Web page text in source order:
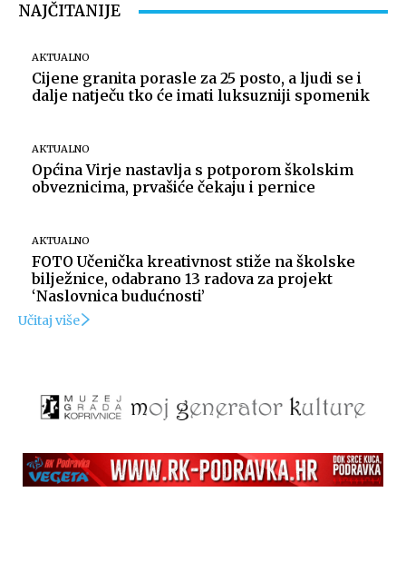
NAJČITANIJE
AKTUALNO
Cijene granita porasle za 25 posto, a ljudi se i
dalje natječu tko će imati luksuzniji spomenik
AKTUALNO
Općina Virje nastavlja s potporom školskim
obveznicima, prvašiće čekaju i pernice
AKTUALNO
FOTO Učenička kreativnost stiže na školske
bilježnice, odabrano 13 radova za projekt
‘Naslovnica budućnosti’
Učitaj više